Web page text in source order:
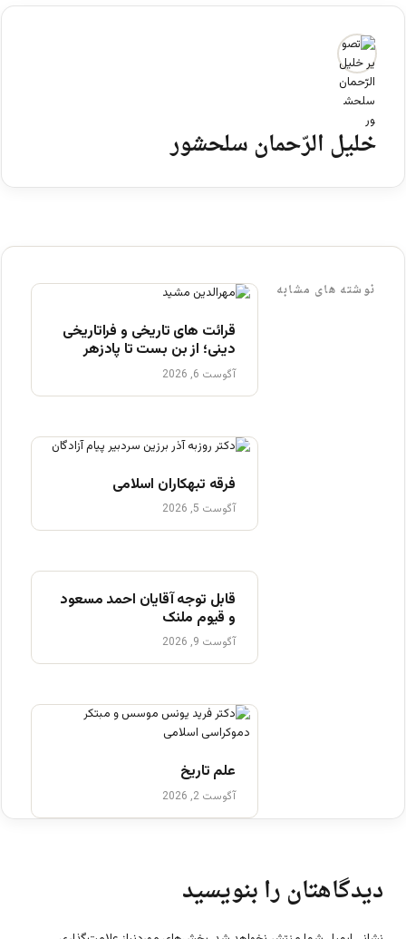
خلیل الرّحمان سلحشور
نوشته های مشابه
قرائت های تاریخی و فراتاریخی
دینی؛ از بن بست تا پادزهر
آگوست 6, 2026
فرقه تبهکاران اسلامی
آگوست 5, 2026
قابل توجه آقایان احمد مسعود
و قیوم ملنک
آگوست 9, 2026
علم تاریخ
آگوست 2, 2026
دیدگاهتان را بنویسید